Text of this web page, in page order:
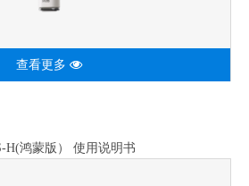
查看更多
H(鸿蒙版） 使用说明书